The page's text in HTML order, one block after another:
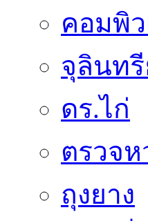
คอมพิว
จุลินท
ดร.ไก่
ตรวจห
ถุงยาง